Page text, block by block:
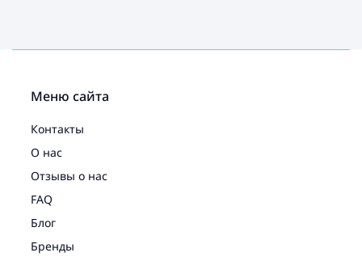
Меню сайта
Контакты
О нас
Отзывы о нас
FAQ
Блог
Бренды